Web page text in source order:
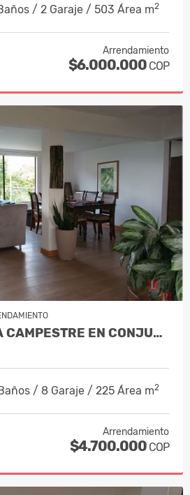
/ 2 Garaje / 503 Área m2
Arrendamiento
$6.000.000 COP
ARRIENDO CASA CAMPESTRE EN CONJUNTO CERRADO EL ARENILLO CÓD. 9643938
/ 8 Garaje / 225 Área m2
Arrendamiento
$4.700.000 COP